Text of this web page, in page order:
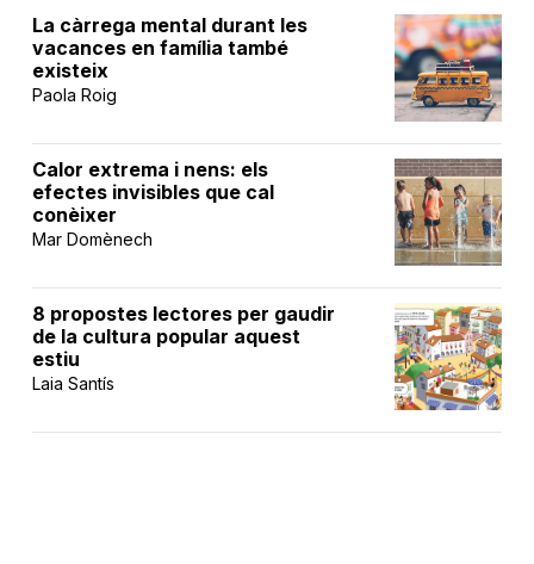
La càrrega mental durant les
vacances en família també
existeix
Paola Roig
Calor extrema i nens: els
efectes invisibles que cal
conèixer
Mar Domènech
8 propostes lectores per gaudir
de la cultura popular aquest
estiu
Laia Santís